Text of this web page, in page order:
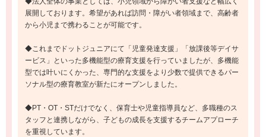
展開しております。希望があれば訪問・障がい者領域まで、高齢者
から小児まで携わることが可能です。
◆これまでドットジュニアにて「児童発達支援」「放課後等デイサ
ービス」といった多機能型の療育支援を行っていましたが、多機能
型では叶いにくかった、専門的な支援をより少数で提供できるパー
ソナル型の療育教室が新たにオープンしました。
◆PT・OT・STだけでなく、保育士や児童指導員など、多職種のス
タッフと連携しながら、子どもの成長を支援するチームアプローチ
を重視しています。